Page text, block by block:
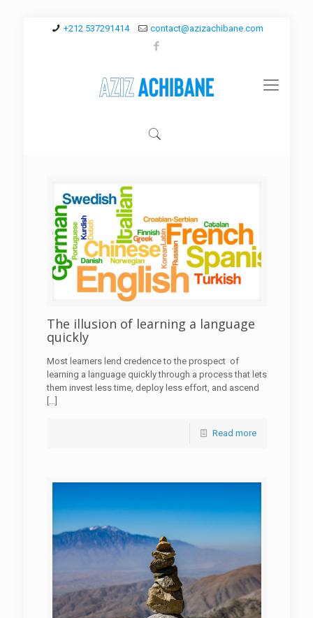
+212 537291414 contact@azizachibane.com
The illusion of learning a language
quickly
Most learners lend credence to the prospect of
learning a language quickly through a process that lets
them invest less time, deploy less effort, and ascend
[…]
Read more